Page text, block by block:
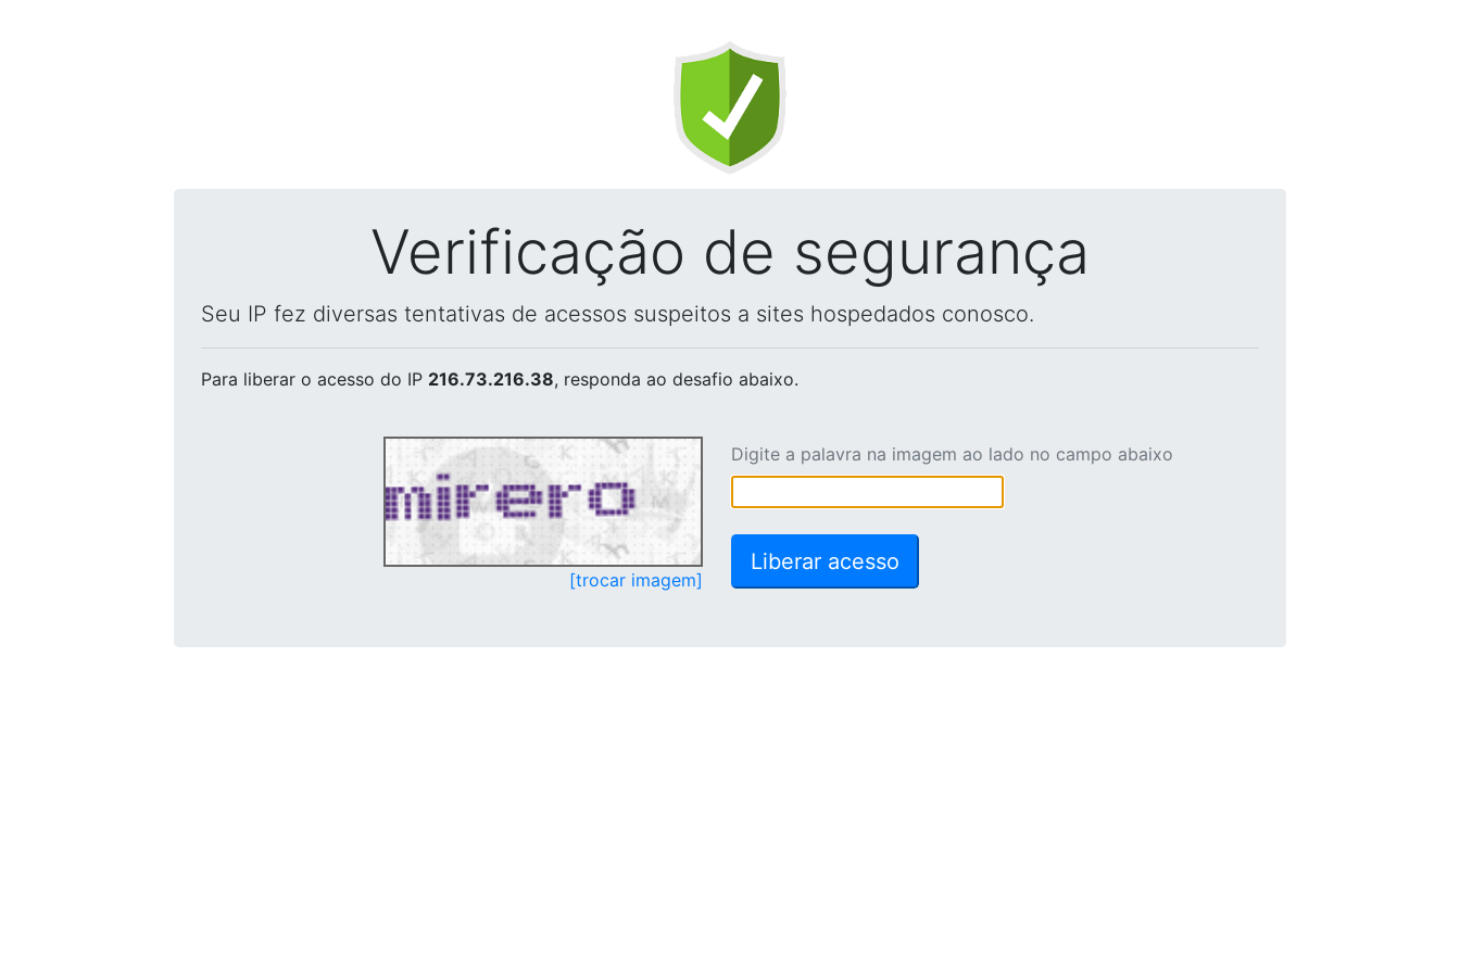
Verificação de segurança
Seu IP fez diversas tentativas de acessos suspeitos a sites hospedados conosco.
Para liberar o acesso do IP 216.73.216.38, responda ao desafio abaixo.
[trocar imagem]
Digite a palavra na imagem ao lado no campo abaixo